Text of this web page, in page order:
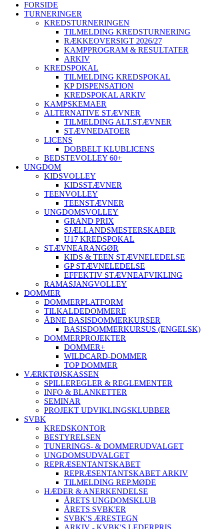
FORSIDE
TURNERINGER
KREDSTURNERINGEN
TILMELDING KREDSTURNERING
RÆKKEOVERSIGT 2026/27
KAMPPROGRAM & RESULTATER
ARKIV
KREDSPOKAL
TILMELDING KREDSPOKAL
KP DISPENSATION
KREDSPOKAL ARKIV
KAMPSKEMAER
ALTERNATIVE STÆVNER
TILMELDING ALT.STÆVNER
STÆVNEDATOER
LICENS
DOBBELT KLUBLICENS
BEDSTEVOLLEY 60+
UNGDOM
KIDSVOLLEY
KIDSSTÆVNER
TEENVOLLEY
TEENSTÆVNER
UNGDOMSVOLLEY
GRAND PRIX
SJÆLLANDSMESTERSKABER
U17 KREDSPOKAL
STÆVNEARANGØR
KIDS & TEEN STÆVNELEDELSE
GP STÆVNELEDELSE
EFFEKTIV STÆVNEAFVIKLING
RAMASJANGVOLLEY
DOMMER
DOMMERPLATFORM
TILKALDEDOMMERE
ÅBNE BASISDOMMERKURSER
BASISDOMMERKURSUS (ENGELSK)
DOMMERPROJEKTER
DOMMER+
WILDCARD-DOMMER
TOP DOMMER
VÆRKTØJSKASSEN
SPILLEREGLER & REGLEMENTER
INFO & BLANKETTER
SEMINAR
PROJEKT UDVIKLINGSKLUBBER
SVBK
KREDSKONTOR
BESTYRELSEN
TUNERINGS- & DOMMERUDVALGET
UNGDOMSUDVALGET
REPRÆSENTANTSKABET
REPRÆSENTANTSKABET ARKIV
TILMELDING REP.MØDE
HÆDER & ANERKENDELSE
ÅRETS UNGDOMSKLUB
ÅRETS SVBK'ER
SVBK'S ÆRESTEGN